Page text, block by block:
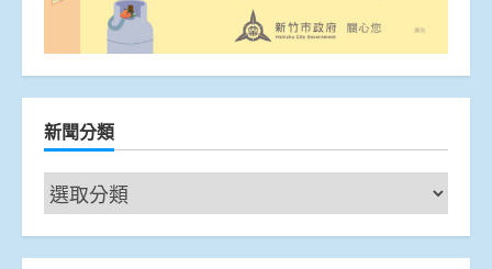
新聞分類
新
聞
分